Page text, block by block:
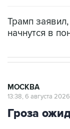
Трамп
начнутся в
МОСКВА
13:38, 6 августа 2026
Гроза